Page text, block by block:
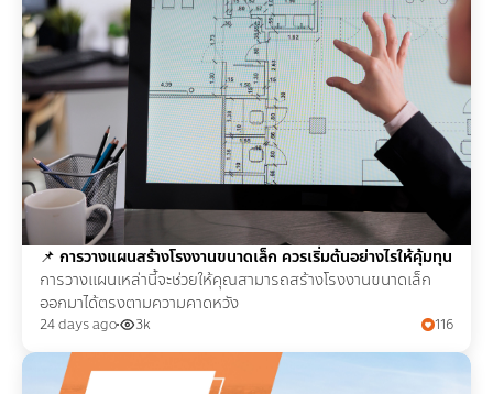
📌 การวางแผนสร้างโรงงานขนาดเล็ก ควรเริ่มต้นอย่างไรให้คุ้มทุน
การวางแผนเหล่านี้จะช่วยให้คุณสามารถสร้างโรงงานขนาดเล็ก
ออกมาได้ตรงตามความคาดหวัง
24 days ago 3k 116